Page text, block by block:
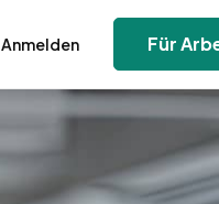
Anmelden Für